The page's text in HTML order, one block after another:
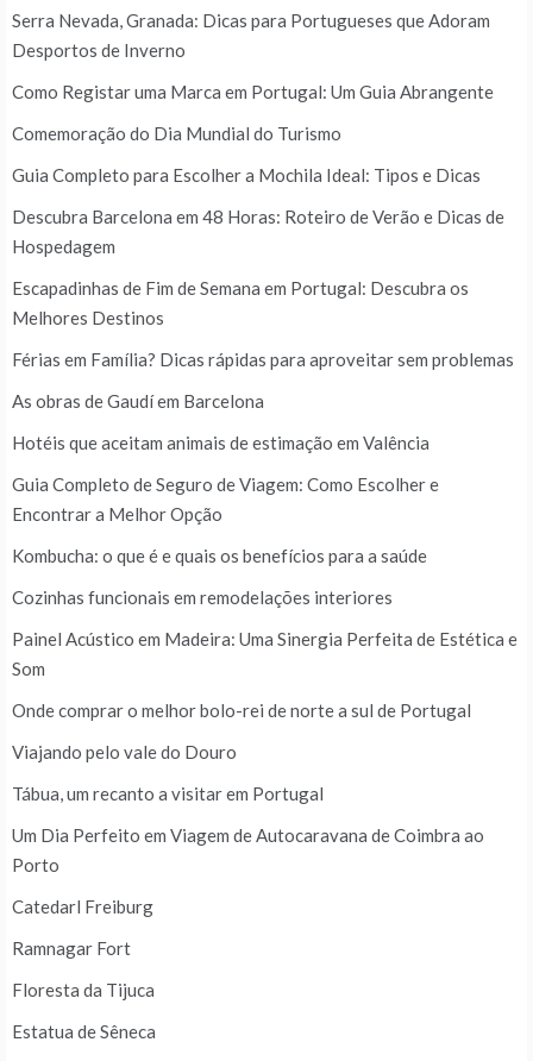
Serra Nevada, Granada: Dicas para Portugueses que Adoram
Desportos de Inverno
Como Registar uma Marca em Portugal: Um Guia Abrangente
Comemoração do Dia Mundial do Turismo
Guia Completo para Escolher a Mochila Ideal: Tipos e Dicas
Descubra Barcelona em 48 Horas: Roteiro de Verão e Dicas de
Hospedagem
Escapadinhas de Fim de Semana em Portugal: Descubra os
Melhores Destinos
Férias em Família? Dicas rápidas para aproveitar sem problemas
As obras de Gaudí em Barcelona
Hotéis que aceitam animais de estimação em Valência
Guia Completo de Seguro de Viagem: Como Escolher e
Encontrar a Melhor Opção
Kombucha: o que é e quais os benefícios para a saúde
Cozinhas funcionais em remodelações interiores
Painel Acústico em Madeira: Uma Sinergia Perfeita de Estética e
Som
Onde comprar o melhor bolo-rei de norte a sul de Portugal
Viajando pelo vale do Douro
Tábua, um recanto a visitar em Portugal
Um Dia Perfeito em Viagem de Autocaravana de Coimbra ao
Porto
Catedarl Freiburg
Ramnagar Fort
Floresta da Tijuca
Estatua de Sêneca